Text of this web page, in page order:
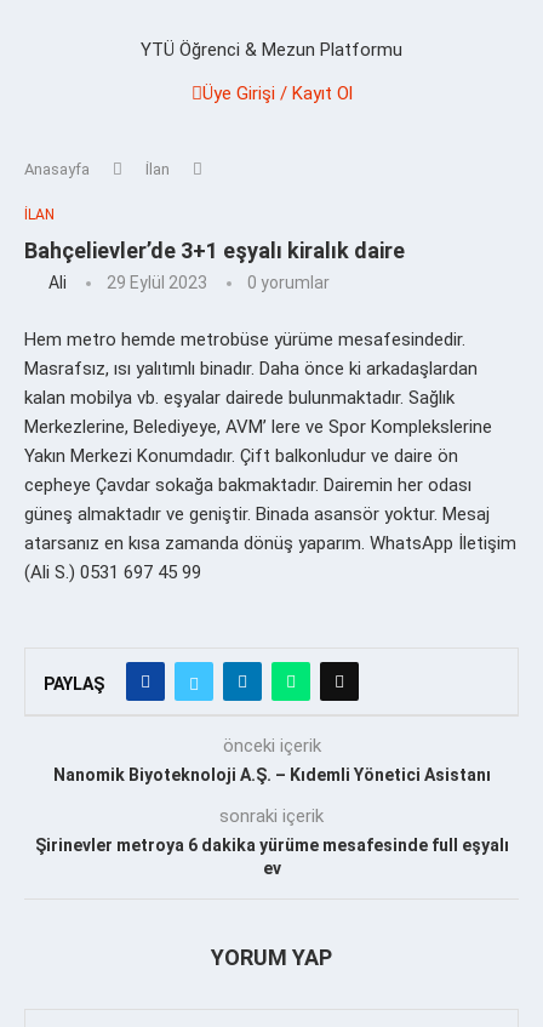
YTÜ Öğrenci & Mezun Platformu
Üye Girişi / Kayıt Ol
Anasayfa İlan
İLAN
Bahçelievler’de 3+1 eşyalı kiralık daire
Ali 29 Eylül 2023 0 yorumlar
Hem metro hemde metrobüse yürüme mesafesindedir.
Masrafsız, ısı yalıtımlı binadır. Daha önce ki arkadaşlardan
kalan mobilya vb. eşyalar dairede bulunmaktadır. Sağlık
Merkezlerine, Belediyeye, AVM’ lere ve Spor Komplekslerine
Yakın Merkezi Konumdadır. Çift balkonludur ve daire ön
cepheye Çavdar sokağa bakmaktadır. Dairemin her odası
güneş almaktadır ve geniştir. Binada asansör yoktur. Mesaj
atarsanız en kısa zamanda dönüş yaparım. WhatsApp İletişim
(Ali S.) 0531 697 45 99
PAYLAŞ
önceki içerik
Nanomik Biyoteknoloji A.Ş. – Kıdemli Yönetici Asistanı
sonraki içerik
Şirinevler metroya 6 dakika yürüme mesafesinde full eşyalı
ev
YORUM YAP